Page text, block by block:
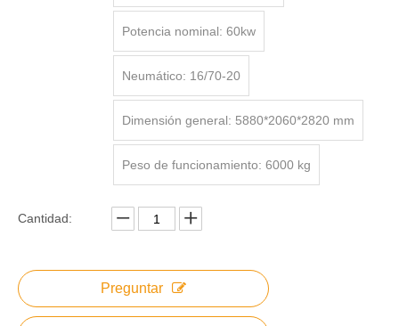
Potencia nominal: 60kw
Neumático: 16/70-20
Dimensión general: 5880*2060*2820 mm
Peso de funcionamiento: 6000 kg
Cantidad:
Preguntar